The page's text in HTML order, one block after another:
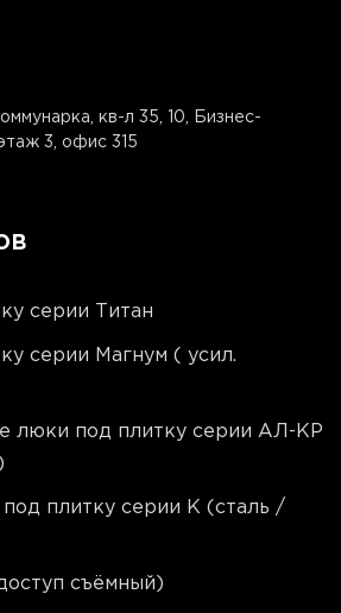
кв-л 35, 10, Бизнес-
3, офис 315
серии Титан
серии Магнум ( усил.
люки под плитку серии АЛ-КР
плитку серии K (сталь /
съёмный)